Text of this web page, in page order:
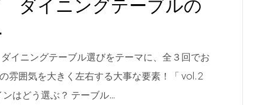
ダイニングテーブルの
イニングテーブル選びをテーマに、全３回でお
雰囲気を大きく左右する大事な要素！「 vol.2
はどう選ぶ？ テーブル…